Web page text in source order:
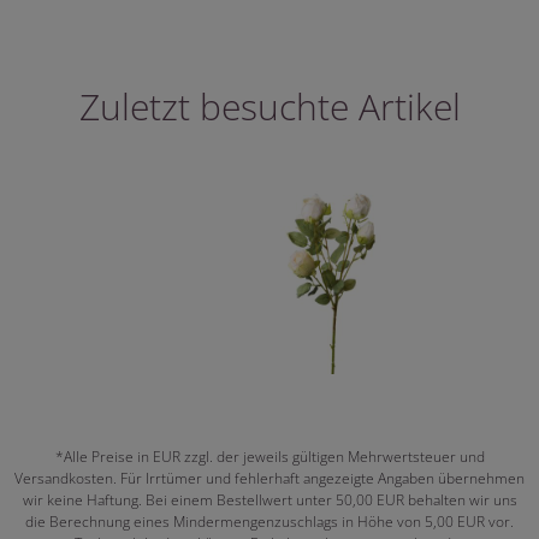
Zuletzt besuchte Artikel
*Alle Preise in EUR zzgl. der jeweils gültigen Mehrwertsteuer und
Versandkosten. Für Irrtümer und fehlerhaft angezeigte Angaben übernehmen
wir keine Haftung. Bei einem Bestellwert unter 50,00 EUR behalten wir uns
die Berechnung eines Mindermengenzuschlags in Höhe von 5,00 EUR vor.